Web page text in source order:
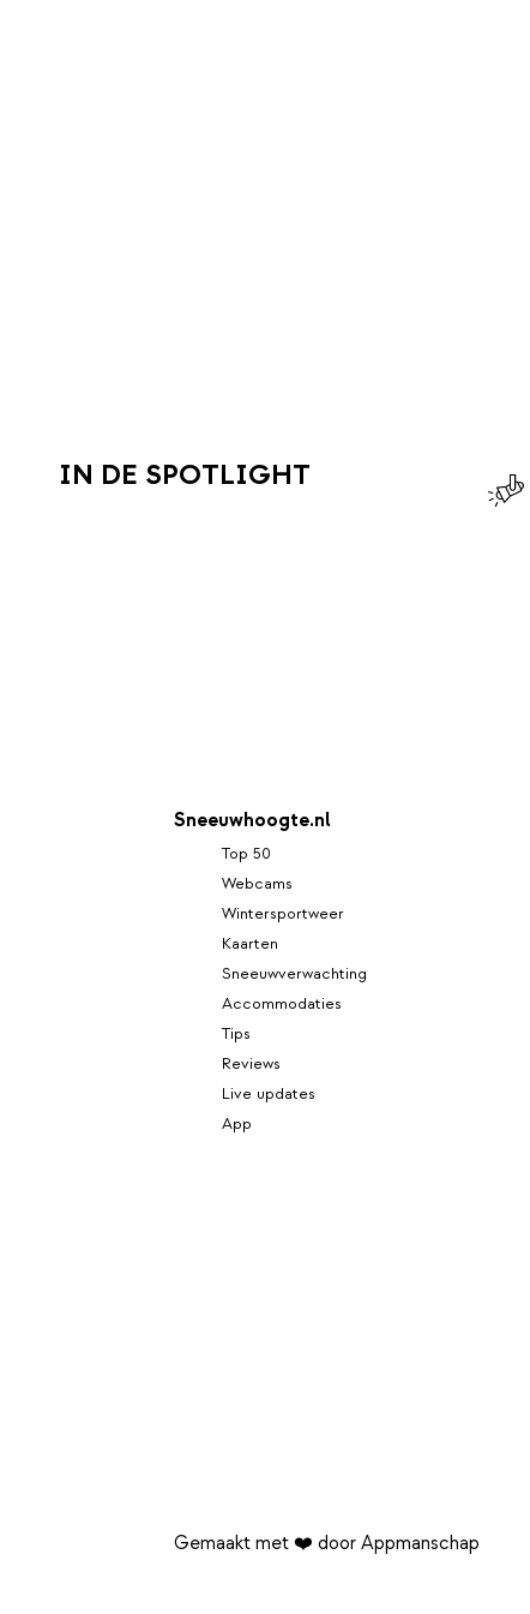
IN DE SPOTLIGHT
Sneeuwhoogte.nl
Top 50
Webcams
Wintersportweer
Kaarten
Sneeuwverwachting
Accommodaties
Tips
Reviews
Live updates
App
Gemaakt met ❤️ door Appmanschap